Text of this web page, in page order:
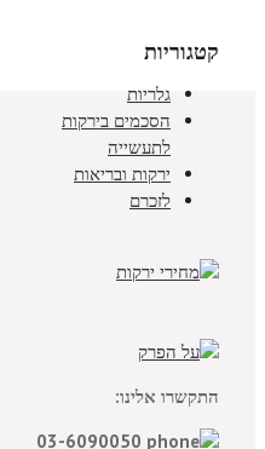
קטגוריות
גלריות
הסכמים בירקות
לתעשייה
ירקות ובריאות
לזכרם
התקשרו אלינו: